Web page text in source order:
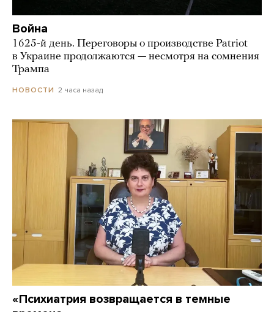
Война
1625-й день. Переговоры о производстве Patriot
в Украине продолжаются — несмотря на сомнения
Трампа
НОВОСТИ 2 часа назад
«Психиатрия возвращается в темные